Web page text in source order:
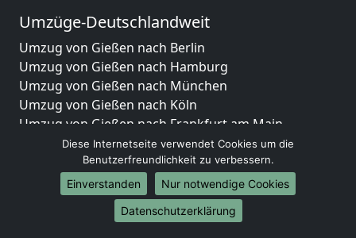
Umzüge-Deutschlandweit
Umzug von Gießen nach Berlin
Umzug von Gießen nach Hamburg
Umzug von Gießen nach München
Umzug von Gießen nach Köln
Umzug von Gießen nach Frankfurt am Main
Umzug von Gießen nach Stuttgart
Umzug von Gießen nach Düsseldorf
Umzug von Gießen nach Leipzig
Umzug von Gießen nach Dortmund
Umzug von Gießen nach Essen
Diese Internetseite verwendet Cookies um die
Benutzerfreundlichkeit zu verbessern.
Einverstanden
Nur notwendige Cookies
Datenschutzerklärung